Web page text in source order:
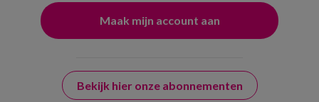
Bekijk hier onze abonnementen